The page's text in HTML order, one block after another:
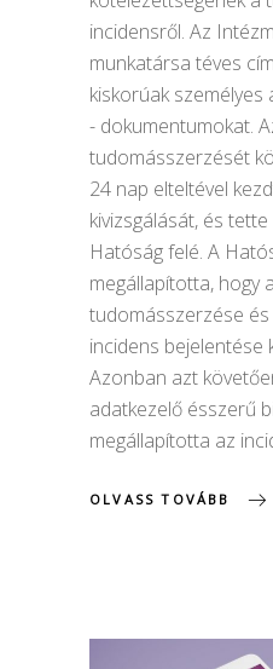
incidensről. Az
munkatársa téves
kiskorúak
- dokumentumokat.
tudomásszerzését
24 nap elteltével
kivizsgálását, és
Hatóság felé. A
megállapította, hogy
tudomásszerzése
incidens bejelentése
Azonban azt
adatkezelő ésszerű
megállapította az
OLVASS TOVÁBB